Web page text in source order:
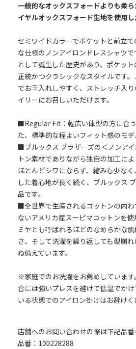
一般的なオックスフォードよりも柔
イヤルオックスフォード生地を使用
セミワイドカラーでポケットと前立
な仕様のノンアイロンドレスシャツ
として誕生した歴史があり、ポケッ
正統かつクラシックなスタイルです
でお手入れしやすく、ストレッチ入
イリーにお召しいただけます。
■Regular Fit：幅広い体型の方に合
た、標準的な程よいフィット感のモデ
■ブルックス ブラザーズの＜ノンア
トン素材でありながら独自の加工に
ほとんどシワにならず、縮みも少な
した着心地が長く続く、ブルックス
品です。
■全世界で生産されるコットンの内
ないアメリカ産スーピマコットンを
ミヤとも呼ばれるほどのなめらかな
さ、そして洗濯を繰り返しても型崩
ね備えています。
※家庭でのお洗濯をお薦めしていま
合には強いプレスを避けて低温でか
いる状態でのアイロン掛けはお避けく
店舗へのお問い合わせの際は下記品番
品番：100228288